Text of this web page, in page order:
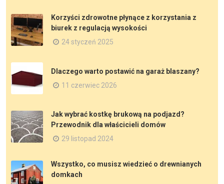
Korzyści zdrowotne płynące z korzystania z
biurek z regulacją wysokości
24 styczeń 2025
Dlaczego warto postawić na garaż blaszany?
11 czerwiec 2026
Jak wybrać kostkę brukową na podjazd?
Przewodnik dla właścicieli domów
29 listopad 2024
Wszystko, co musisz wiedzieć o drewnianych
domkach